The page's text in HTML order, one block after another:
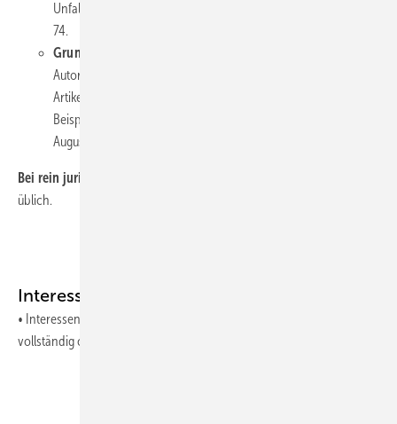
Unfallversicherung. Der medizinische Sachverständige, 2, 72–
74.
Grundform Online Angaben
Autor, A. A., Autor, B. B. & Autor, C. C. (Jahreszahl). Titel des
Artikels. Retrieved month, day, year from source/URL.
Beispiel: Orey, H. (2000). Mental health infosource. Retrieved
August, 3, 2001 from
Bei rein juristischen Manuskripten:
üblich.
Interessenkonflikt
• Interessenkonflikte sind von allen Autorinnen und Autoren
vollständig offenzulegen.